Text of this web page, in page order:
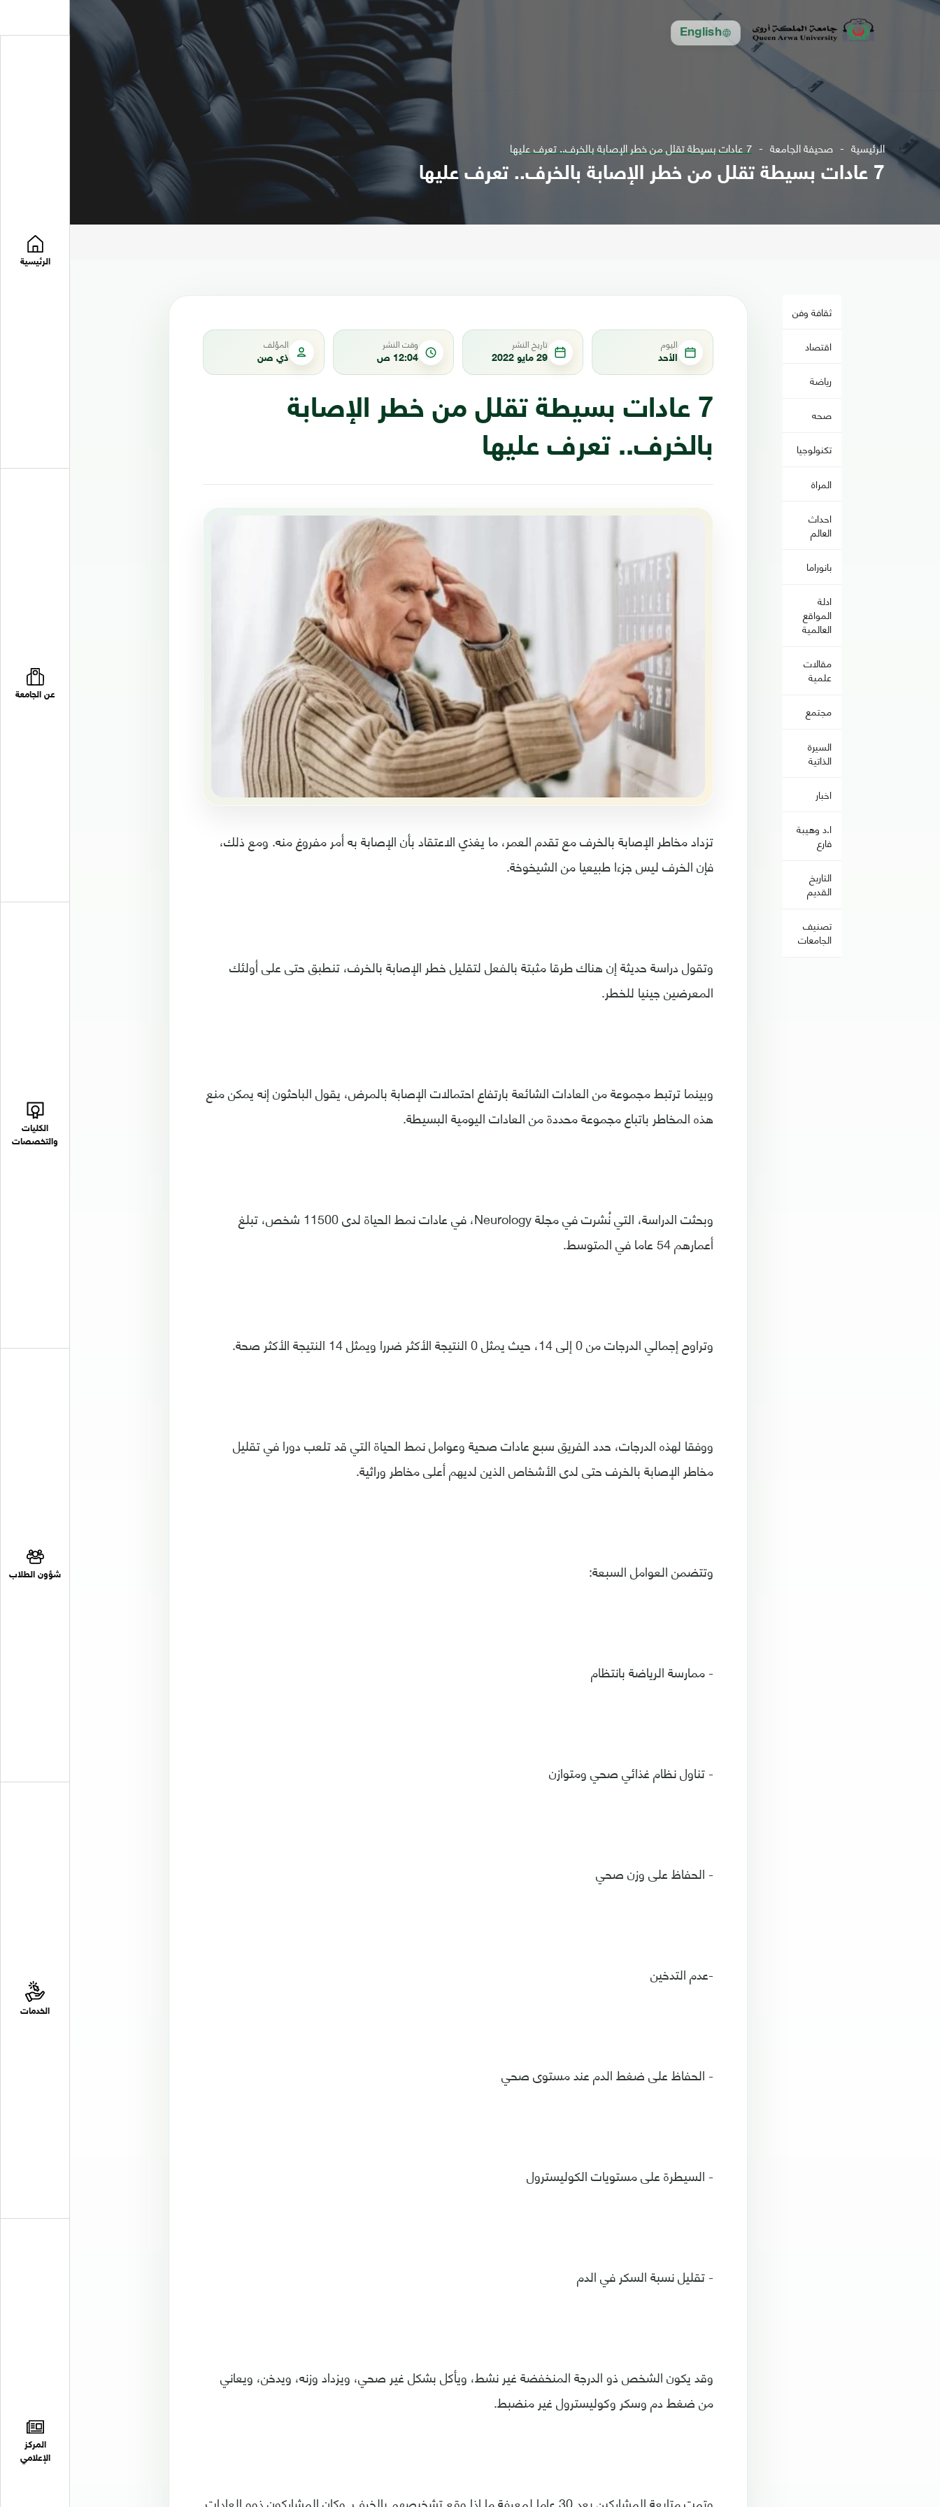
English
الرئيسية
عن الجامعة
الكليات
والتخصصات
شؤون الطلاب
الخدمات
المركز
الإعلامي
الرئيسية صحيفة الجامعة 7 عادات بسيطة تقلل من خطر الإصابة بالخرف.. تعرف عليها
7 عادات بسيطة تقلل من خطر الإصابة بالخرف.. تعرف عليها
ثقافة وفن
اقتصاد
رياضة
صحه
تكنولوجيا
المراة
احداث
العالم
بانوراما
ادلة
المواقع
العالمية
مقالات
علمية
مجتمع
السيرة
الذاتية
اخبار
ا.د وهيبة
فارع
التاريخ
القديم
تصنيف
الجامعات
اليوم
الأحد
تاريخ النشر
29 مايو 2022
وقت النشر
12:04 ص
المؤلف
ذي صن
7 عادات بسيطة تقلل من خطر الإصابة
بالخرف.. تعرف عليها
تزداد مخاطر الإصابة بالخرف مع تقدم العمر، ما يغذي الاعتقاد بأن الإصابة به أمر مفروغ منه. ومع ذلك،
فإن الخرف ليس جزءا طبيعيا من الشيخوخة.
وتقول دراسة حديثة إن هناك طرقا مثبتة بالفعل لتقليل خطر الإصابة بالخرف، تنطبق حتى على أولئك
المعرضين جينيا للخطر.
وبينما ترتبط مجموعة من العادات الشائعة بارتفاع احتمالات الإصابة بالمرض، يقول الباحثون إنه يمكن منع
هذه المخاطر باتباع مجموعة محددة من العادات اليومية البسيطة.
وبحثت الدراسة، التي نُشرت في مجلة Neurology، في عادات نمط الحياة لدى 11500 شخص، تبلغ
أعمارهم 54 عاما في المتوسط.
وتراوح إجمالي الدرجات من 0 إلى 14، حيث يمثل 0 النتيجة الأكثر ضررا ويمثل 14 النتيجة الأكثر صحة.
ووفقا لهذه الدرجات، حدد الفريق سبع عادات صحية وعوامل نمط الحياة التي قد تلعب دورا في تقليل
مخاطر الإصابة بالخرف حتى لدى الأشخاص الذين لديهم أعلى مخاطر وراثية.
وتتضمن العوامل السبعة:
- ممارسة الرياضة بانتظام
- تناول نظام غذائي صحي ومتوازن
- الحفاظ على وزن صحي
-عدم التدخين
- الحفاظ على ضغط الدم عند مستوى صحي
- السيطرة على مستويات الكوليسترول
- تقليل نسبة السكر في الدم
وقد يكون الشخص ذو الدرجة المنخفضة غير نشط، ويأكل بشكل غير صحي، ويزداد وزنه، ويدخن، ويعاني
من ضغط دم وسكر وكوليسترول غير منضبط.